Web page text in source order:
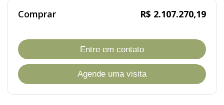
Comprar R$ 2.107.270,19
Entre em contato
Agende uma visita